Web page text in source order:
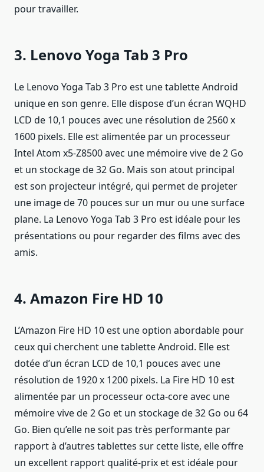
pour travailler.
3. Lenovo Yoga Tab 3 Pro
Le Lenovo Yoga Tab 3 Pro est une tablette Android
unique en son genre. Elle dispose d’un écran WQHD
LCD de 10,1 pouces avec une résolution de 2560 x
1600 pixels. Elle est alimentée par un processeur
Intel Atom x5-Z8500 avec une mémoire vive de 2 Go
et un stockage de 32 Go. Mais son atout principal
est son projecteur intégré, qui permet de projeter
une image de 70 pouces sur un mur ou une surface
plane. La Lenovo Yoga Tab 3 Pro est idéale pour les
présentations ou pour regarder des films avec des
amis.
4. Amazon Fire HD 10
L’Amazon Fire HD 10 est une option abordable pour
ceux qui cherchent une tablette Android. Elle est
dotée d’un écran LCD de 10,1 pouces avec une
résolution de 1920 x 1200 pixels. La Fire HD 10 est
alimentée par un processeur octa-core avec une
mémoire vive de 2 Go et un stockage de 32 Go ou 64
Go. Bien qu’elle ne soit pas très performante par
rapport à d’autres tablettes sur cette liste, elle offre
un excellent rapport qualité-prix et est idéale pour